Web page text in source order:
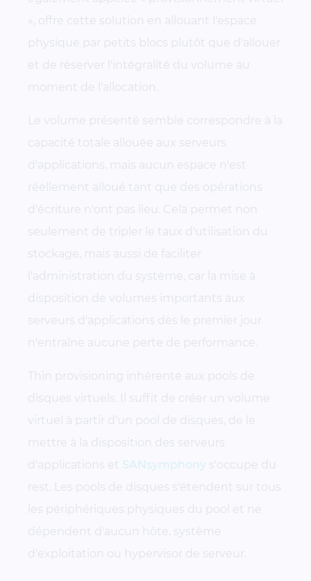
offre
cette solution en allouant l'espace
physique par petits blocs plutôt que d'allouer
et de réserver l'intégralité du volume au
moment de l'allocation.
Le volume présenté semble correspondre à la
capacité totale allouée aux serveurs
d'applications, mais aucun espace n'est
réellement alloué tant que des opérations
d'écriture n'ont pas lieu. Cela permet non
seulement de tripler le taux d'utilisation du
stockage, mais aussi de faciliter
l'administration du système, car la mise à
disposition de volumes importants aux
serveurs d'applications dès le premier jour
n'entraîne aucune perte de performance.
Thin provisioning inhérente aux pools de
disques virtuels. Il suffit de créer un volume
virtuel à partir d'un pool de disques, de le
mettre à la disposition des serveurs
d'applications et SANsymphony s'occupe du
rest. Les pools de disques s'étendent sur tous
les périphériques physiques du pool et ne
dépendent d'aucun hôte, système
d'exploitation ou hypervisor de serveur.